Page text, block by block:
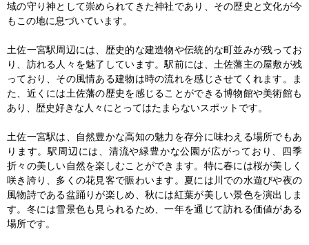
域の守り神として崇められてきた神社であり、その歴史と文化が今
もこの地に息づいています。
土佐一宮駅周辺には、歴史的な建造物や伝統的な町並みが残ってお
り、訪れる人々を魅了しています。駅前には、土佐藩主の屋敷が残
っており、その風情ある建物は時の流れを感じさせてくれます。ま
た、近くには土佐藩の歴史を感じることができる博物館や美術館も
あり、歴史好きな人々にとってはたまらないスポットです。
土佐一宮駅は、自然豊かな高知の魅力を存分に味わえる場所でもあ
ります。駅周辺には、清流や緑豊かな公園が広がっており、四季
折々の美しい自然を楽しむことができます。特に春には桜が美しく
咲き誇り、多くの花見客で賑わいます。夏には川での水遊びや夜の
風物詩である盆踊りが楽しめ、秋には紅葉が美しい景色を演出しま
す。冬には雪景色も見られるため、一年を通じて訪れる価値がある
場所です。